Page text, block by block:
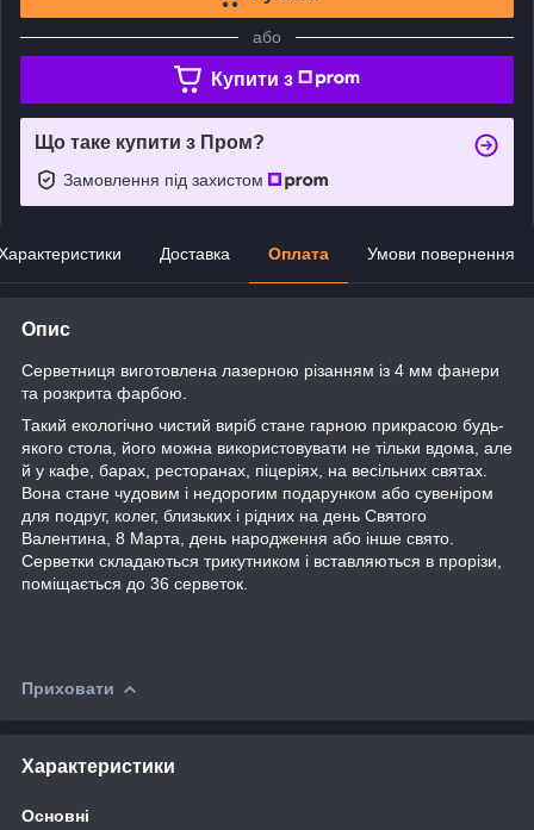
або
Купити з
Що таке купити з Пром?
Замовлення під захистом
Доставка Оплата Умови повернення
Опис
Серветниця виготовлена лазерною різанням із 4 мм фанери
та розкрита фарбою.
Такий екологічно чистий виріб стане гарною прикрасою будь-
якого стола, його можна використовувати не тільки вдома, але
й у кафе, барах, ресторанах, піцеріях, на весільних святах.
Вона стане чудовим і недорогим подарунком або сувеніром
для подруг, колег, близьких і рідних на день Святого
Валентина, 8 Марта, день народження або інше свято.
Серветки складаються трикутником і вставляються в прорізи,
поміщається до 36 серветок.
Приховати
Характеристики
Основні